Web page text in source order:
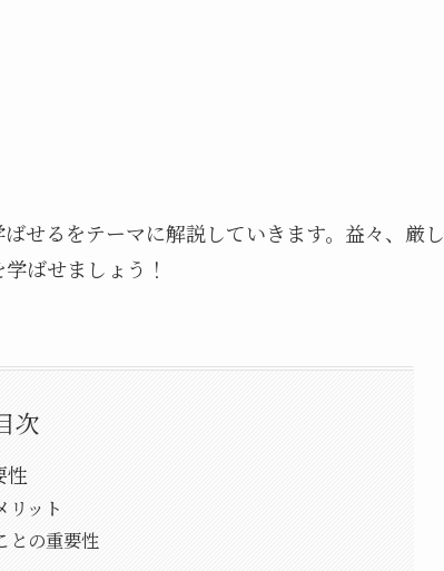
せるをテーマに解説していきます。益々、厳し
ばせましょう！
次
性
リット
との重要性